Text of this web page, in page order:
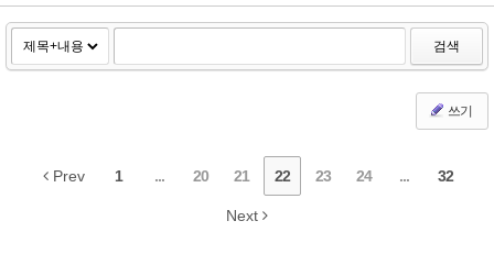
검색
쓰기
Prev 1 ... 20 21 22 23 24 ... 32
Next